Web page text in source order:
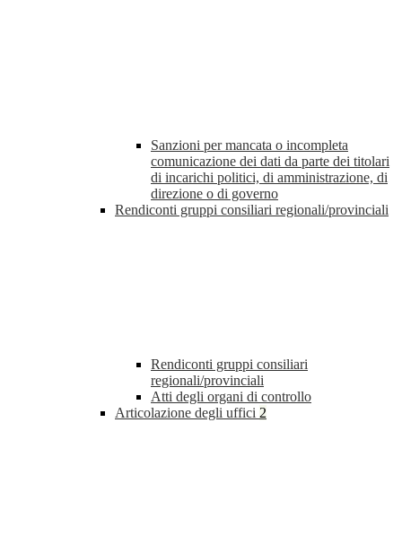
Sanzioni per mancata o incompleta
comunicazione dei dati da parte dei titolari
di incarichi politici, di amministrazione, di
direzione o di governo
Rendiconti gruppi consiliari regionali/provinciali
Rendiconti gruppi consiliari
regionali/provinciali
Atti degli organi di controllo
Articolazione degli uffici 2